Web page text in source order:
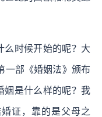
么时候开始的呢？大
一部《婚姻法》颁布
姻是什么样的呢？我
证，靠的是父母之